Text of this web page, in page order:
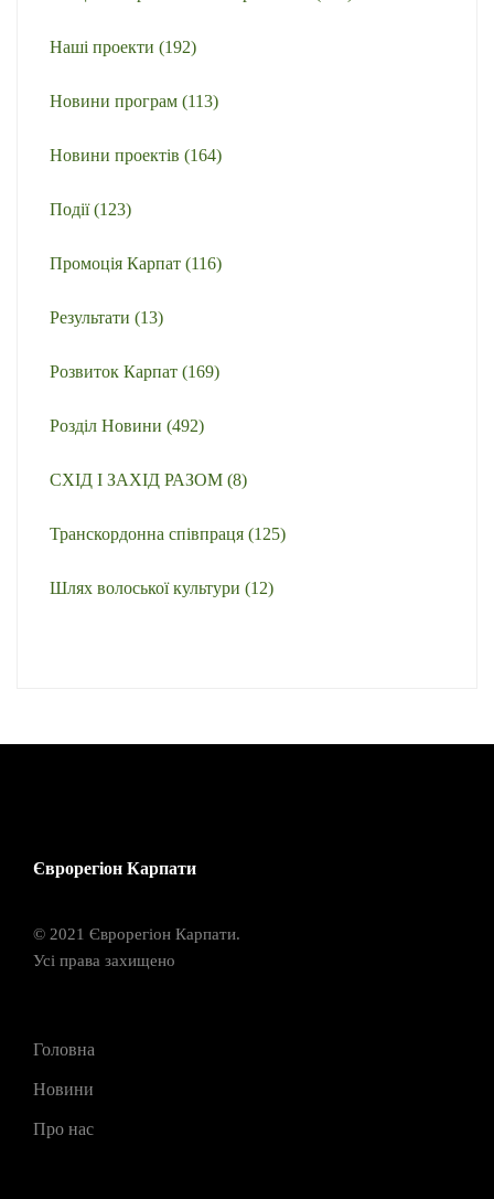
Наші проекти (192)
Новини програм (113)
Новини проектів (164)
Події(123)
Промоція Карпат (116)
Результати (13)
Розвиток Карпат (169)
Розділ Новини (492)
СХІД І ЗАХІД РАЗОМ (8)
Транскордонна співпраця (125)
Шлях волоської культури (12)
Єврорегіон Карпати
© 2021 Єврорегіон Карпати.
Усі права захищено
Головна
Новини
Про нас